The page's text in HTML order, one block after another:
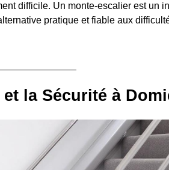
difficile. Un monte-escalier est un
pratique et fiable aux
la Sécurité à